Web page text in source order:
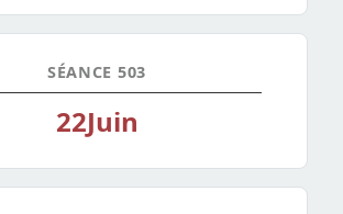
SÉANCE 503
22Juin